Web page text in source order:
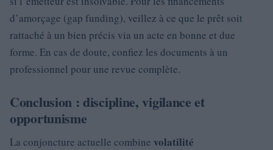
d’amorçage (gap funding), veillez à ce que le prêt soit
rattaché à un bien précis via un acte en bonne et due
forme. En cas de doute, confiez les documents à un
professionnel pour une revue complète.
Conclusion : discipline, vigilance et
opportunisme
La conjoncture actuelle combine volatilité